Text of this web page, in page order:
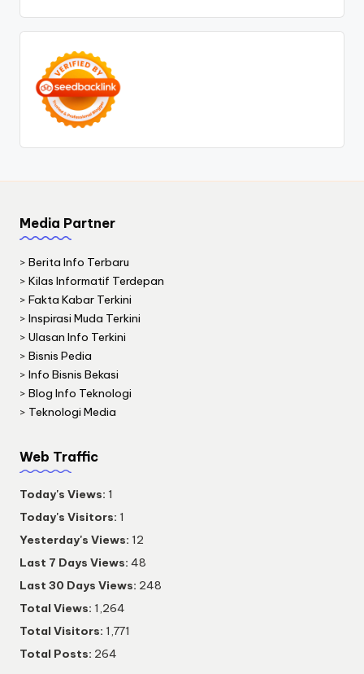
Media Partner
> Berita Info Terbaru
> Kilas Informatif Terdepan
> Fakta Kabar Terkini
> Inspirasi Muda Terkini
> Ulasan Info Terkini
> Bisnis Pedia
> Info Bisnis Bekasi
> Blog Info Teknologi
> Teknologi Media
Web Traffic
Today's Views: 1
Today's Visitors: 1
Yesterday's Views: 12
Last 7 Days Views: 48
Last 30 Days Views: 248
Total Views: 1,264
Total Visitors: 1,771
Total Posts: 264